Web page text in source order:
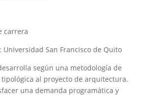
carrera
Universidad San Francisco de Quito
según una metodología de
al proyecto de arquitectura.
una demanda programática y